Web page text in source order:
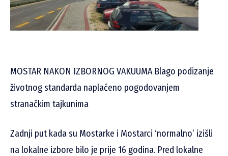
MOSTAR NAKON IZBORNOG VAKUUMA Blago podizanje
životnog standarda naplaćeno pogodovanjem
stranačkim tajkunima
Zadnji put kada su Mostarke i Mostarci ‘normalno’ izišli
na lokalne izbore bilo je prije 16 godina. Pred lokalne